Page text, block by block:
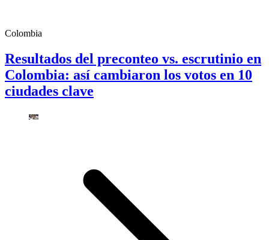
Colombia
Resultados del preconteo vs. escrutinio en
Colombia: así cambiaron los votos en 10
ciudades clave